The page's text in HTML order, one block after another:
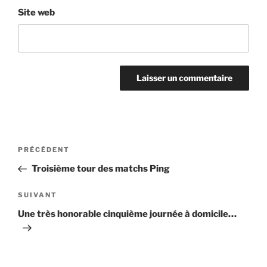
Site web
Navigation
l’article
Article
précédent
PRÉCÉDENT
Troisième tour des matchs Ping
Article
suivant
SUIVANT
Une très honorable cinquième journée à domicile…